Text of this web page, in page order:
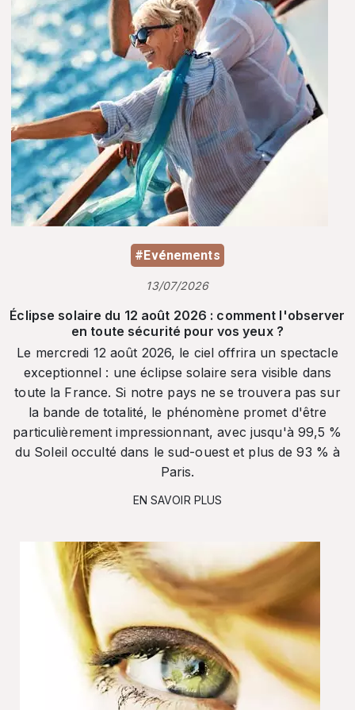
#Evénements
13/07/2026
Éclipse solaire du 12 août 2026 : comment l'observer
en toute sécurité pour vos yeux ?
Le mercredi 12 août 2026, le ciel offrira un spectacle
exceptionnel : une éclipse solaire sera visible dans
toute la France. Si notre pays ne se trouvera pas sur
la bande de totalité, le phénomène promet d'être
particulièrement impressionnant, avec jusqu'à 99,5 %
du Soleil occulté dans le sud-ouest et plus de 93 % à
Paris.
EN SAVOIR PLUS